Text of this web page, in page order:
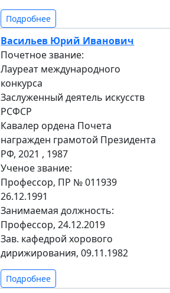
Подробнее
Васильев Юрий Иванович
Почетное звание:
Лауреат международного
конкурса
Заслуженный деятель искусств
РСФСР
Кавалер ордена Почета
награжден грамотой Президента
РФ, 2021 , 1987
Ученое звание:
Профессор, ПР № 011939
26.12.1991
Занимаемая должность:
Профессор, 24.12.2019
Зав. кафедрой хорового
дирижирования, 09.11.1982
Подробнее